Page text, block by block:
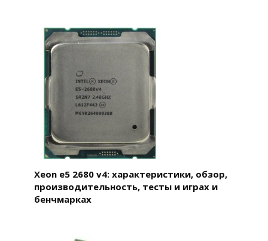
Xeon e5 2680 v4: характеристики, обзор,
производительность, тесты и играх и
бенчмарках